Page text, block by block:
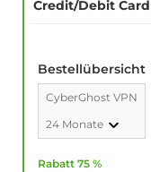
Credit/Debit Card
Bestellübersicht
CyberGhost VPN
24 Monate
Rabatt 75 %